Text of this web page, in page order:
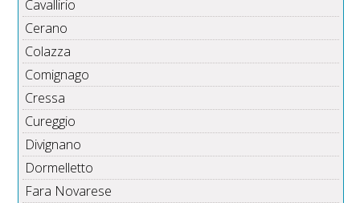
Cavallirio
Cerano
Colazza
Comignago
Cressa
Cureggio
Divignano
Dormelletto
Fara Novarese